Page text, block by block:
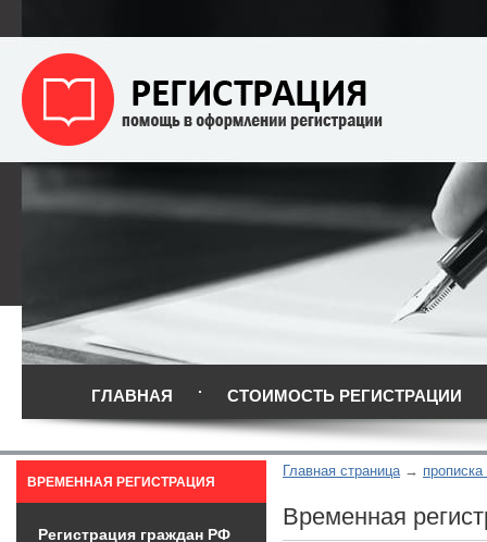
ГЛАВНАЯ СТОИМОСТЬ РЕГИСТРАЦИИ
Главная страница
Временная
ВРЕМЕННАЯ РЕГИСТРАЦИЯ
Регистрация граждан РФ